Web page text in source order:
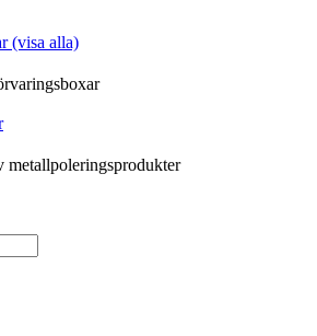
(visa alla)
metallpoleringsprodukter